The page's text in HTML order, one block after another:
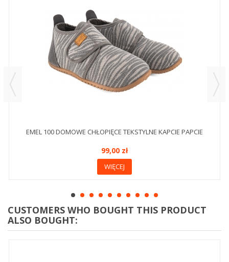
EMEL 100 DOMOWE CHŁOPIĘCE TEKSTYLNE KAPCIE PAPCIE
99,00 zł
WIĘCEJ
CUSTOMERS WHO BOUGHT THIS PRODUCT
ALSO BOUGHT: